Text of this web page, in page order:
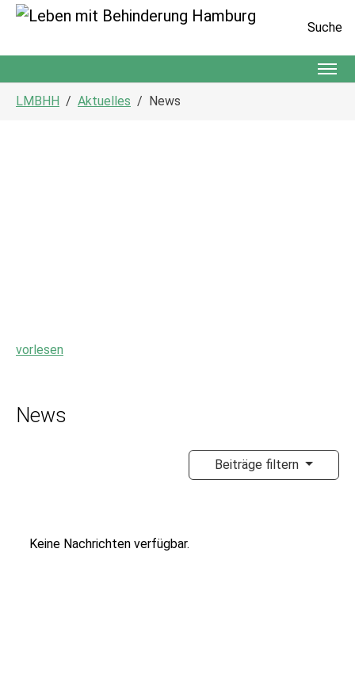
Suche
LMBHH Aktuelles News
vorlesen
News
Beiträge filtern
Keine Nachrichten verfügbar.